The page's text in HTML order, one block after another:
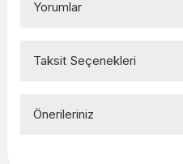
Yorumlar
Taksit Seçenekleri
Önerileriniz